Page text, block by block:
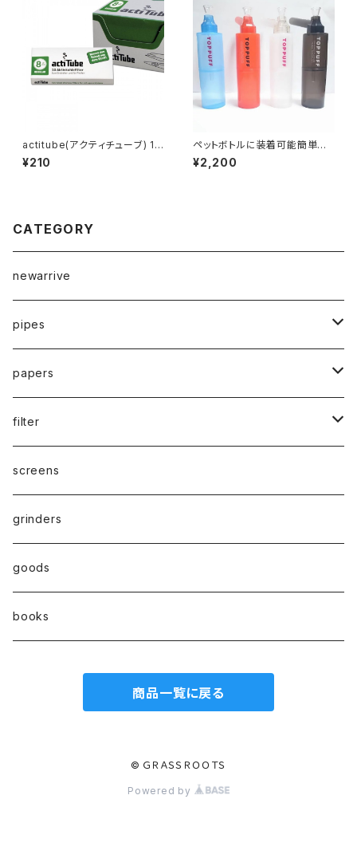
actitube(アクティチューブ) 10
本入り
¥210
ペットボトルに装着可能簡単に
ボングに変身【喫煙具・水パイ
プ・ボング】ペットボトルに装着
¥2,200
CATEGORY
newarrive
pipes
waterpipe
parts
drypipe
one hitter
hand pipe
papers
1 1/4size
1.0size
kingsize
filter
paper filter
Active carbon filter(活性炭フィルター）
8㎜
7㎜
screens
grinders
goods
books
商品一覧に戻る
© ＧＲＡＳＳＲＯＯＴＳ
Powered by